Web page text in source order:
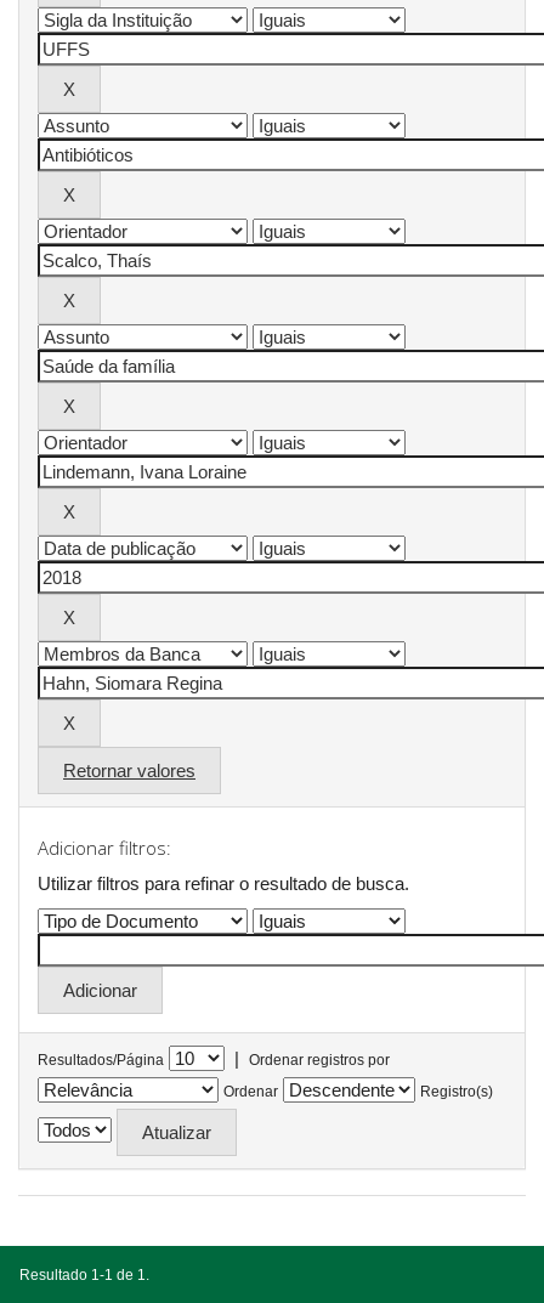
Retornar valores
Adicionar filtros:
Utilizar filtros para refinar o resultado de busca.
Resultados/Página |
Ordenar registros por
Ordenar
Registro(s)
Resultado 1-1 de 1.